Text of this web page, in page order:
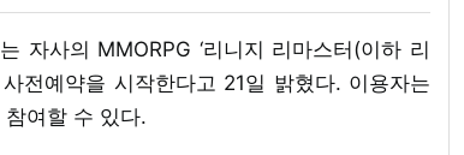
자사의 MMORPG ‘리니지 리마스터(이하 리
전예약을 시작한다고 21일 밝혔다. 이용자는
여할 수 있다.